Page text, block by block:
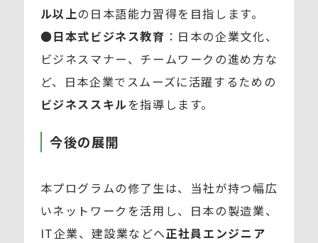
ル以上の日本語能力習得を目指します。
●日本式ビジネス教育 ：日本の企業文化、
ビジネスマナー、チームワークの進め方な
ど、日本企業でスムーズに活躍するための
ビジネススキルを指導します。
今後の展開
本プログラムの修了生は、当社が持つ幅広
いネットワークを活用し、日本の製造業、
IT企業、建設業などへ正社員エンジニア